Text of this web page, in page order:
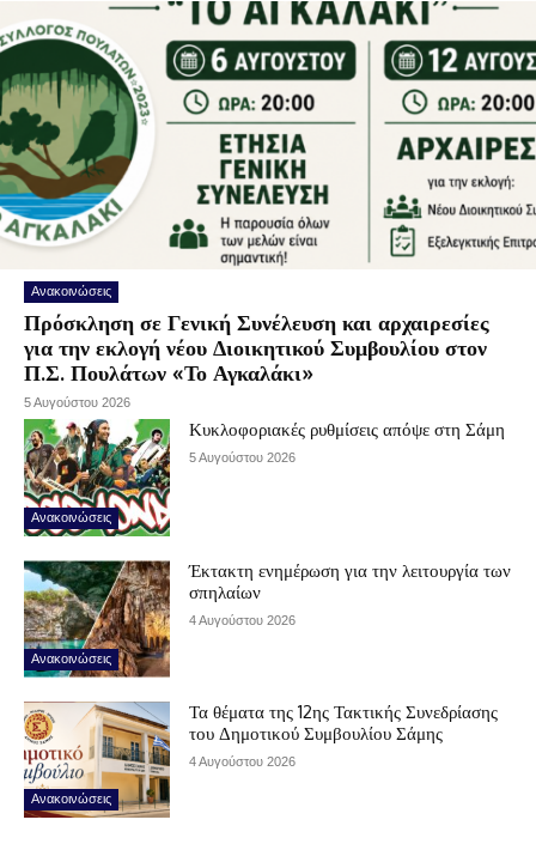
Ανακοινώσεις
Πρόσκληση σε Γενική Συνέλευση και αρχαιρεσίες
για την εκλογή νέου Διοικητικού Συμβουλίου στον
Π.Σ. Πουλάτων «Το Αγκαλάκι»
5 Αυγούστου 2026
Ανακοινώσεις
Κυκλοφοριακές ρυθμίσεις απόψε στη Σάμη
5 Αυγούστου 2026
Ανακοινώσεις
Έκτακτη ενημέρωση για την λειτουργία των
σπηλαίων
4 Αυγούστου 2026
Ανακοινώσεις
Τα θέματα της 12ης Τακτικής Συνεδρίασης
του Δημοτικού Συμβουλίου Σάμης
4 Αυγούστου 2026